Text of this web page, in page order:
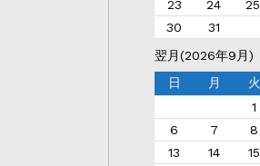
23
24 25
30
31
翌月(2026年9月)
日
月 火
1
6
7 8
13
14 15